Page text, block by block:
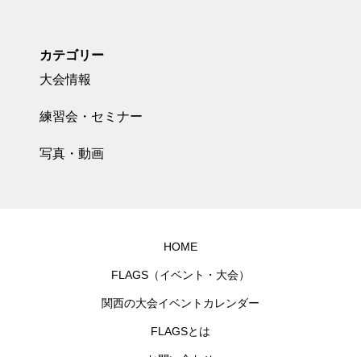
カテゴリー
大会情報
練習会・セミナー
写真・動画
HOME
FLAGS（イベント・大会）
関西の大会イベントカレンダー
FLAGSとは